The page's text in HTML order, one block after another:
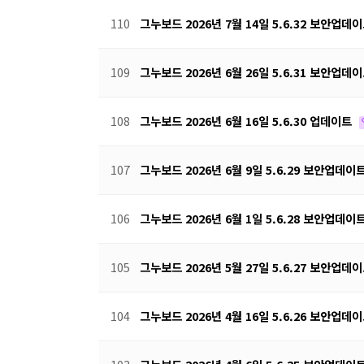
110 그누보드 2026년 7월 14일 5.6.32 보안업데
109 그누보드 2026년 6월 26일 5.6.31 보안업데
108 그누보드 2026년 6월 16일 5.6.30 업데이트
107 그누보드 2026년 6월 9일 5.6.29 보안업데이
106 그누보드 2026년 6월 1일 5.6.28 보안업데이
105 그누보드 2026년 5월 27일 5.6.27 보안업데
104 그누보드 2026년 4월 16일 5.6.26 보안업데